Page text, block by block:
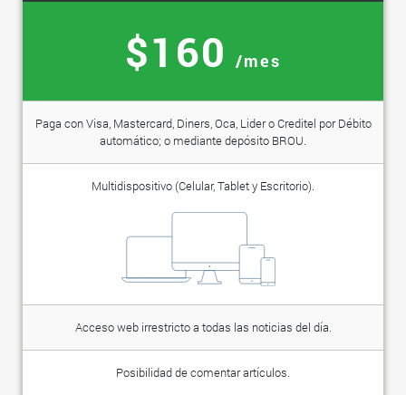
$160 /mes
Paga con Visa, Mastercard, Diners, Oca, Lider o Creditel por Débito
automático; o mediante depósito BROU.
Multidispositivo (Celular, Tablet y Escritorio).
Acceso web irrestricto a todas las noticias del día.
Posibilidad de comentar artículos.